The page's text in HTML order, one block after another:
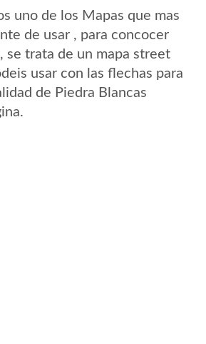
uno de los Mapas que mas
de usar , para concocer
se trata de un mapa street
usar con las flechas para
de Piedra Blancas